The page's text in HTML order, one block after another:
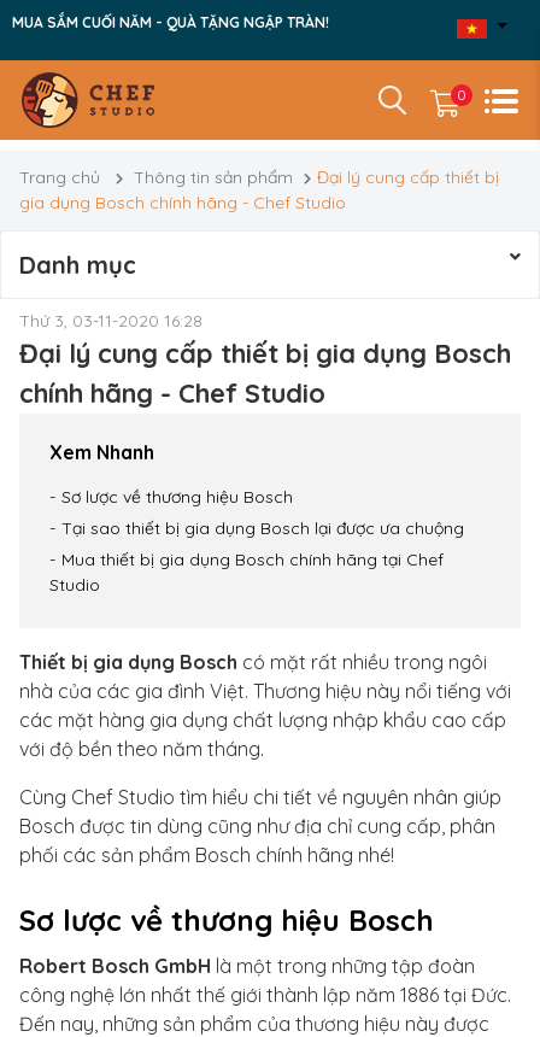
MUA SẮM CUỐI NĂM - QUÀ TẶNG NGẬP TRÀN!
0
Trang chủ Thông tin sản phẩm
Đại lý cung cấp thiết bị
gia dụng Bosch chính hãng - Chef Studio
Danh mục
Thứ 3, 03-11-2020 16:28
Đại lý cung cấp thiết bị gia dụng Bosch
chính hãng - Chef Studio
Xem Nhanh
Sơ lược về thương hiệu Bosch
Tại sao thiết bị gia dụng Bosch lại được ưa chuộng
Mua thiết bị gia dụng Bosch chính hãng tại Chef
Studio
Thiết bị gia dụng Bosch có mặt rất nhiều trong ngôi
nhà của các gia đình Việt. Thương hiệu này nổi tiếng với
các mặt hàng gia dụng chất lượng nhập khẩu cao cấp
với độ bền theo năm tháng.
Cùng Chef Studio tìm hiểu chi tiết về nguyên nhân giúp
Bosch được tin dùng cũng như địa chỉ cung cấp, phân
phối các sản phẩm Bosch chính hãng nhé!
Sơ lược về thương hiệu Bosch
Robert Bosch GmbH là một trong những tập đoàn
công nghệ lớn nhất thế giới thành lập năm 1886 tại Đức.
Đến nay, những sản phẩm của thương hiệu này được